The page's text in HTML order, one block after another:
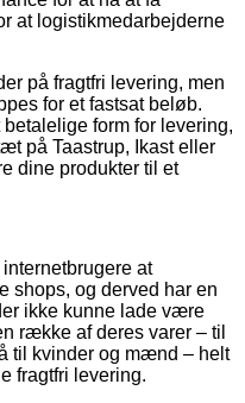
at logistikmedarbejderne
på fragtfri levering, men
for et fastsat beløb.
form for levering,
på Taastrup, Ikast eller
dine produkter til et
at
shops, og derved har en
ikke kunne lade være
række af deres varer – til
til kvinder og mænd – helt
fragtfri levering.